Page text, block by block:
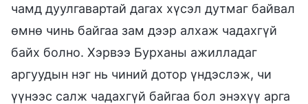
чамд дуулгавартай дагах хүсэл дутмаг байвал
өмнө чинь байгаа зам дээр алхаж чадахгүй
байх болно. Хэрвээ Бурханы ажилладаг
аргуудын нэг нь чиний дотор үндэслэж, чи
үүнээс салж чадахгүй байгаа бол энэхүү арга